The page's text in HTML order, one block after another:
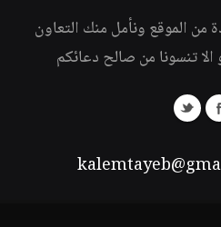
من الموقع ونأمل منك التعاون
تنسونا من صالح دعائكم